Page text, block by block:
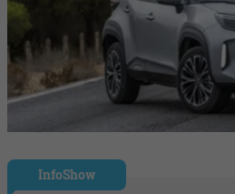
InfoShow